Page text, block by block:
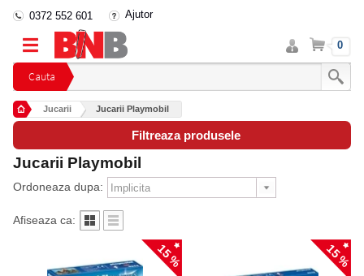
Cauta
0372 552 601 Ajutor
Intra
in
cont
Cos 0
Jucarii Jucarii Playmobil
Filtreaza produsele
Jucarii Playmobil
Ordoneaza dupa:
Afiseaza ca:
15 % 15 %